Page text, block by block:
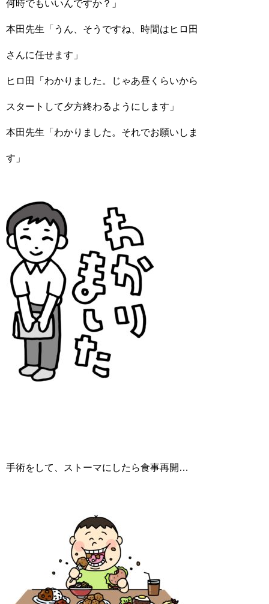
何時でもいいんですか？」
本田先生「うん、そうですね、時間はヒロ田
さんに任せます」
ヒロ田「わかりました。じゃあ昼くらいから
スタートして夕方終わるようにします」
本田先生「わかりました。それでお願いしま
す」
手術をして、ストーマにしたら食事再開…